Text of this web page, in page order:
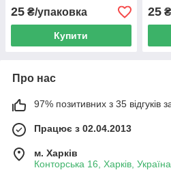
25 ₴/упаковка
Купити
25
Про нас
97% позитивних з 35 відгуків
Працює з 02.04.2013
м. Харків
Конторська 16, Харків, Україна